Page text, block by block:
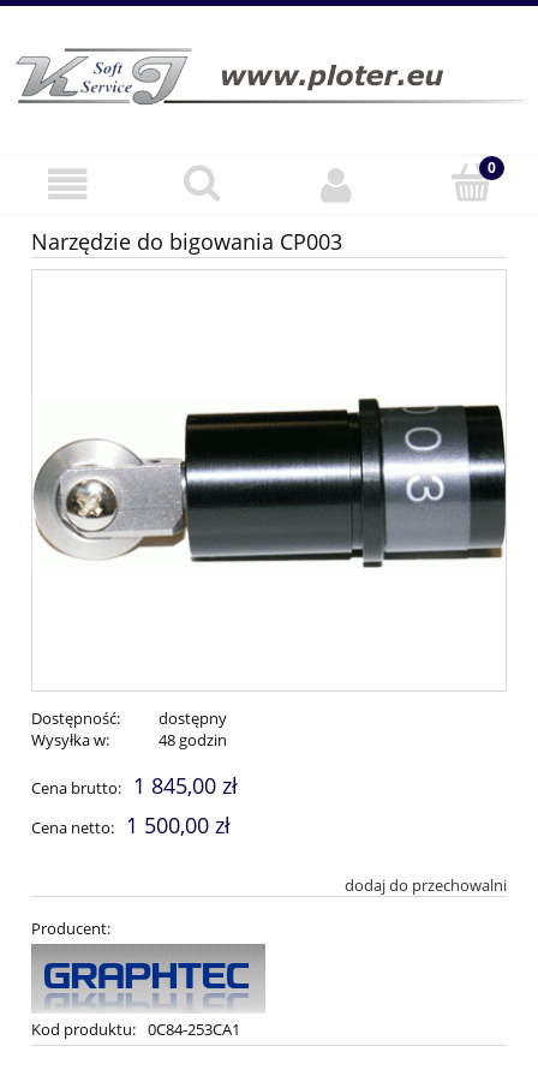
Narzędzie do bigowania CP003
Dostępność:
dostępny
Wysyłka w:
48 godzin
Cena brutto: 1 845,00 zł
Cena netto: 1 500,00 zł
dodaj do przechowalni
Producent:
Kod produktu: 0C84-253CA1